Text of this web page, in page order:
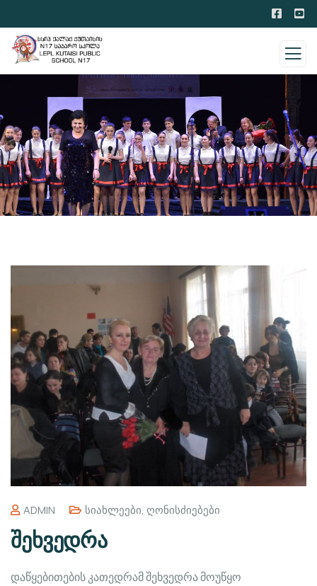
ADMIN Სიახლეები, Ღონისძიებები
შეხვედრა
დაწყებითების კათედრამ შეხვედრა მოუწყო